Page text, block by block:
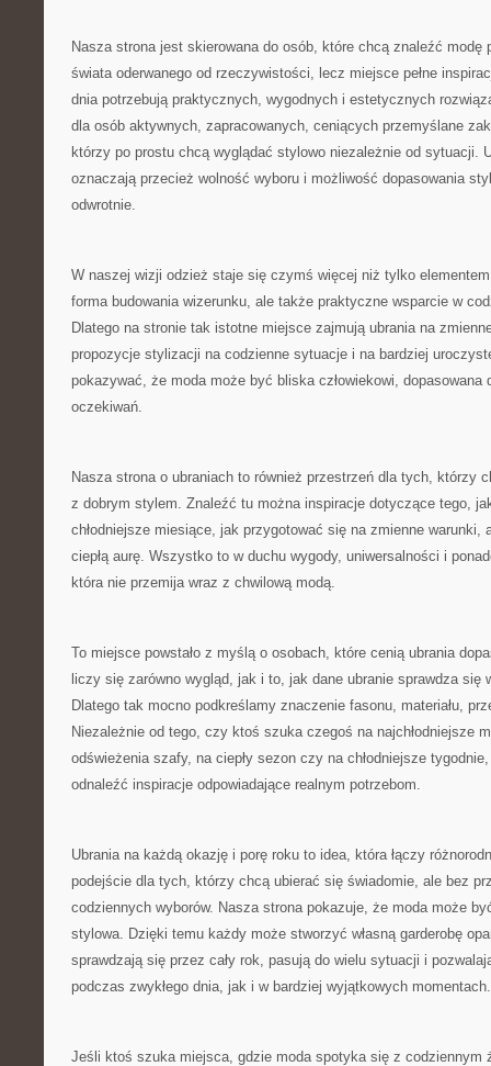
Nasza strona jest skierowana do osób, które chcą znaleźć modę
świata oderwanego od rzeczywistości, lecz miejsce pełne
dnia potrzebują praktycznych, wygodnych i estetycznych
dla osób aktywnych, zapracowanych, ceniących przemyślane
którzy po prostu chcą wyglądać stylowo niezależnie od sytuacji.
oznaczają przecież wolność wyboru i możliwość dopasowania
odwrotnie.
W naszej wizji odzież staje się czymś więcej niż tylko
forma budowania wizerunku, ale także praktyczne wsparcie w
Dlatego na stronie tak istotne miejsce zajmują ubrania na
propozycje stylizacji na codzienne sytuacje i na bardziej
pokazywać, że moda może być bliska człowiekowi, dopasowana
oczekiwań.
Nasza strona o ubraniach to również przestrzeń dla tych, którzy
z dobrym stylem. Znaleźć tu można inspiracje dotyczące tego,
chłodniejsze miesiące, jak przygotować się na zmienne warunki,
ciepłą aurę. Wszystko to w duchu wygody, uniwersalności i
która nie przemija wraz z chwilową modą.
To miejsce powstało z myślą o osobach, które cenią ubrania
liczy się zarówno wygląd, jak i to, jak dane ubranie sprawdza się
Dlatego tak mocno podkreślamy znaczenie fasonu, materiału,
Niezależnie od tego, czy ktoś szuka czegoś na najchłodniejsze
odświeżenia szafy, na ciepły sezon czy na chłodniejsze
odnaleźć inspiracje odpowiadające realnym potrzebom.
Ubrania na każdą okazję i porę roku to idea, która łączy
podejście dla tych, którzy chcą ubierać się świadomie, ale bez
codziennych wyborów. Nasza strona pokazuje, że moda może
stylowa. Dzięki temu każdy może stworzyć własną garderobę
sprawdzają się przez cały rok, pasują do wielu sytuacji i
podczas zwykłego dnia, jak i w bardziej wyjątkowych momentach.
Jeśli ktoś szuka miejsca, gdzie moda spotyka się z codziennym